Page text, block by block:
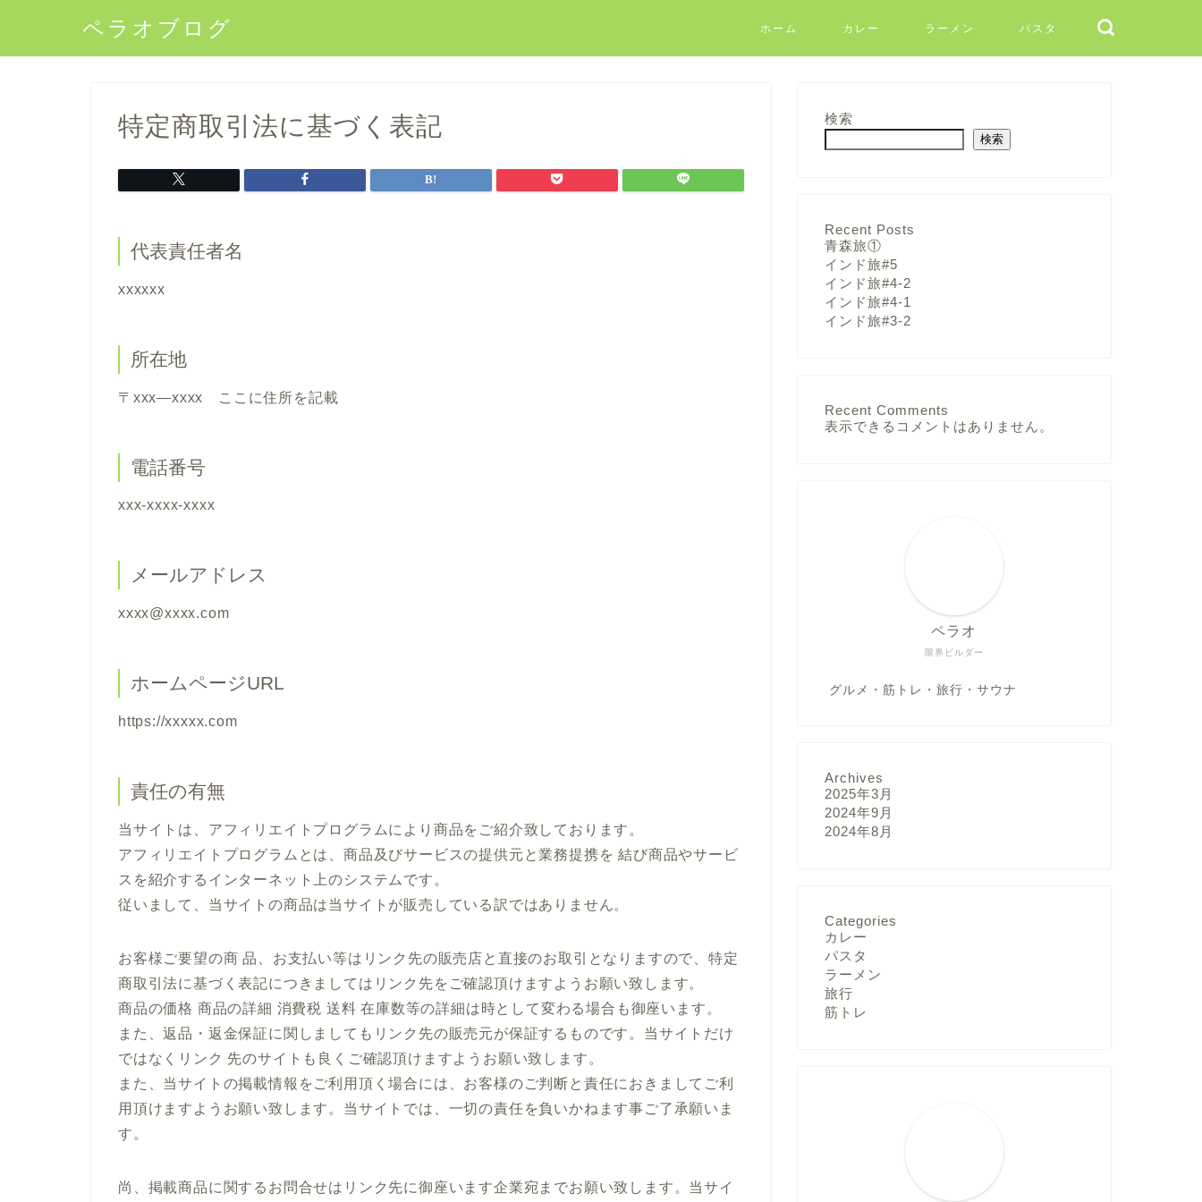
ペラオブログ ホーム カレー ラーメン パスタ
特定商取引法に基づく表記
代表責任者名
xxxxxx
所在地
〒xxx―xxxx ここに住所を記載
電話番号
xxx-xxxx-xxxx
メールアドレス
xxxx@xxxx.com
ホームページURL
https://xxxxx.com
責任の有無
当サイトは、アフィリエイトプログラムにより商品をご紹介致しております。
アフィリエイトプログラムとは、商品及びサービスの提供元と業務提携を 結び商品やサービ
スを紹介するインターネット上のシステムです。
従いまして、当サイトの商品は当サイトが販売している訳ではありません。
お客様ご要望の商 品、お支払い等はリンク先の販売店と直接のお取引となりますので、特定
商取引法に基づく表記につきましてはリンク先をご確認頂けますようお願い致します。
商品の価格 商品の詳細 消費税 送料 在庫数等の詳細は時として変わる場合も御座います。
また、返品・返金保証に関しましてもリンク先の販売元が保証するものです。当サイトだけ
ではなくリンク 先のサイトも良くご確認頂けますようお願い致します。
また、当サイトの掲載情報をご利用頂く場合には、お客様のご判断と責任におきましてご利
用頂けますようお願い致します。当サイトでは、一切の責任を負いかねます事ご了承願いま
す。
尚、掲載商品に関するお問合せはリンク先に御座います企業宛までお願い致します。当サイ
検索
検索
Recent Posts
青森旅①
インド旅#5
インド旅#4-2
インド旅#4-1
インド旅#3-2
Recent Comments
表示できるコメントはありません。
限界ビルダー
ペラオ
グルメ・筋トレ・旅行・サウナ
Archives
2025年3月
2024年9月
2024年8月
Categories
カレー
パスタ
ラーメン
旅行
筋トレ